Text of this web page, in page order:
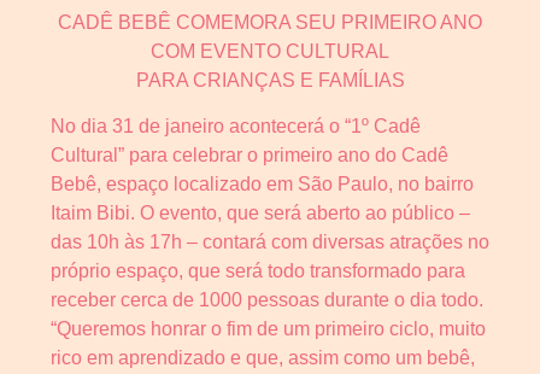
CADÊ BEBÊ COMEMORA SEU PRIMEIRO ANO
COM EVENTO CULTURAL
PARA CRIANÇAS E FAMÍLIAS
No dia 31 de janeiro acontecerá o “1º Cadê
Cultural” para celebrar o primeiro ano do Cadê
Bebê, espaço localizado em São Paulo, no bairro
Itaim Bibi. O evento, que será aberto ao público –
das 10h às 17h – contará com diversas atrações no
próprio espaço, que será todo transformado para
receber cerca de 1000 pessoas durante o dia todo.
“Queremos honrar o fim de um primeiro ciclo, muito
rico em aprendizado e que, assim como um bebê,